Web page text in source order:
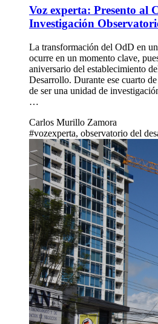
Voz experta: Presento al
Investigación
La transformación del OdD en
ocurre en un momento clave,
aniversario del establecimiento
Desarrollo. Durante ese cuarto
de ser una unidad de
…
Carlos Murillo Zamora
#vozexperta, observatorio del